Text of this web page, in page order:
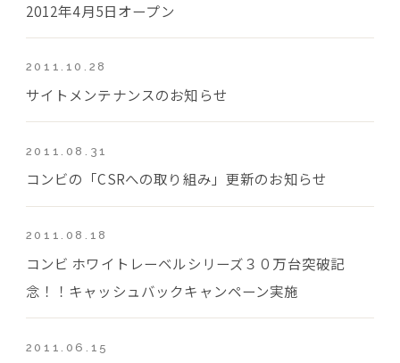
2012年4月5日オープン
2011.10.28
サイトメンテナンスのお知らせ
2011.08.31
コンビの「CSRへの取り組み」更新のお知らせ
2011.08.18
コンビ ホワイトレーベルシリーズ３０万台突破記
念！！キャッシュバックキャンペーン実施
2011.06.15